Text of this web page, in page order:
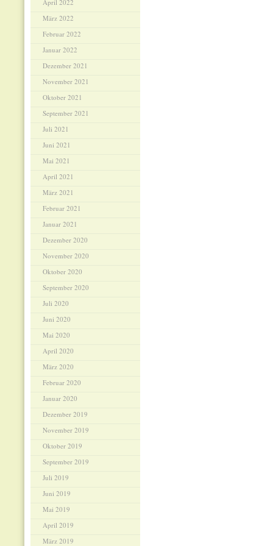
April 2022
März 2022
Februar 2022
Januar 2022
Dezember 2021
November 2021
Oktober 2021
September 2021
Juli 2021
Juni 2021
Mai 2021
April 2021
März 2021
Februar 2021
Januar 2021
Dezember 2020
November 2020
Oktober 2020
September 2020
Juli 2020
Juni 2020
Mai 2020
April 2020
März 2020
Februar 2020
Januar 2020
Dezember 2019
November 2019
Oktober 2019
September 2019
Juli 2019
Juni 2019
Mai 2019
April 2019
März 2019